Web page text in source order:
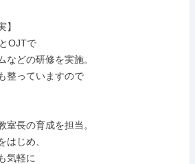
】
OJTで
などの研修を実施。
整っていますので
室長の育成を担当。
はじめ、
気軽に